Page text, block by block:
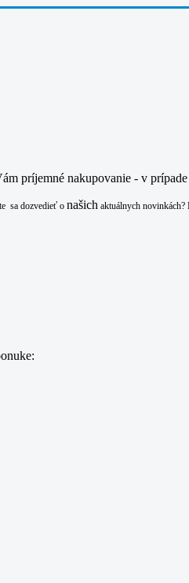
príjemné nakupovanie - v
sa dozvedieť o našich aktuálnych novinkách?